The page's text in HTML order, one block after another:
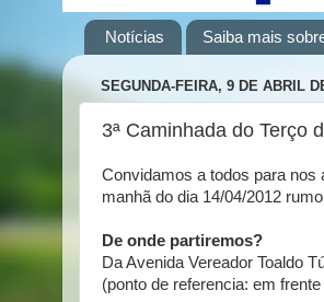
Notícias Saiba mais
SEGUNDA-FEIRA, 9 DE ABRIL
3ª Caminhada do Terço
Convidamos a todos para nos
manhã do dia 14/04/2012
De onde partiremos?
Da Avenida Vereador Toaldo
(ponto de referencia: em